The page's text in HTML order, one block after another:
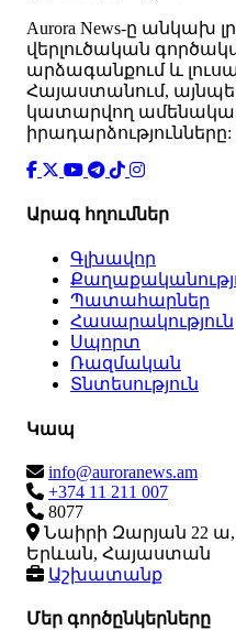
Аurora News-ը անկախ
վերլուծական
արձագանքում և
Հայաստանում,
կատարվող
իրադարձությունները:
Արագ հղումներ
Գլխավոր
Պատահարներ
Հասարակություն
Սպորտ
Ռազմական
Տնտեսություն
Կապ
info@auroranews.am
+374 11 211 007
8077
Նաիրի Զարյան 22 ա,
Երևան, Հայաստան
Աշխատանք
Մեր գործընկերները